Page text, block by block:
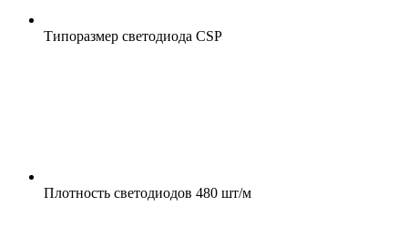
Типоразмер светодиода CSP
Плотность светодиодов 480 шт/м